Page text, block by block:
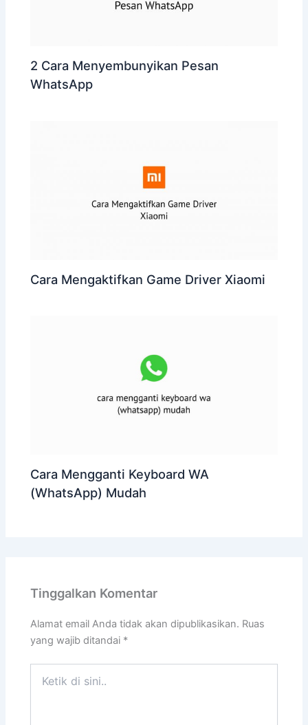
2 Cara Menyembunyikan Pesan
WhatsApp
Cara Mengaktifkan Game Driver Xiaomi
Cara Mengganti Keyboard WA
(WhatsApp) Mudah
Tinggalkan Komentar
Alamat email Anda tidak akan dipublikasikan. Ruas
yang wajib ditandai *